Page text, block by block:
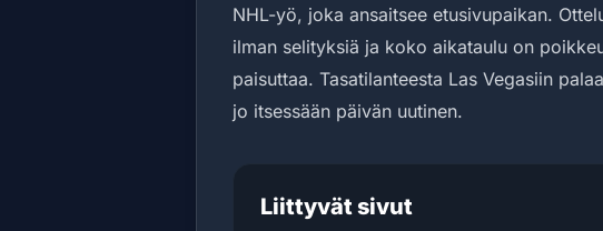
NHL-yö, joka ansaitsee etusivupaikan.
ilman selityksiä ja koko aikataulu on
paisuttaa. Tasatilanteesta Las Vegasiin
jo itsessään päivän uutinen.
Liittyvät sivut